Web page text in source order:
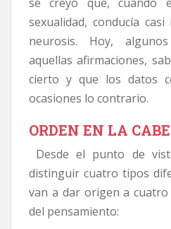
se creyó que, cuando
sexualidad, conducía
neurosis. Hoy,
aquellas afirmaciones,
cierto y que los datos
ocasiones lo contrario.
ORDEN EN LA
Desde el punto de
distinguir cuatro tipos
van a dar origen a
del pensamiento: